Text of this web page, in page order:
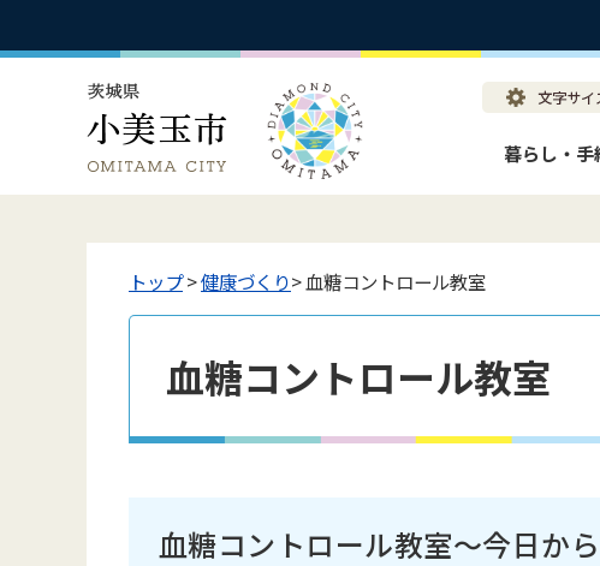
暮らし・手
トップ>健康づくり> 血糖コントロール教室
血糖コントロール教室
血糖コントロール教室～今日か